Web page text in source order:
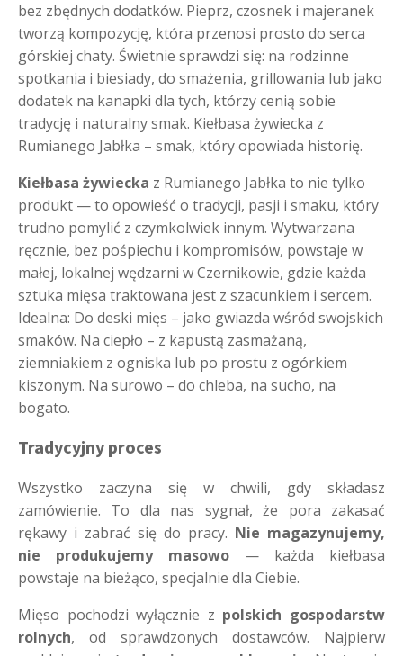
bez zbędnych dodatków. Pieprz, czosnek i majeranek
tworzą kompozycję, która przenosi prosto do serca
górskiej chaty. Świetnie sprawdzi się: na rodzinne
spotkania i biesiady, do smażenia, grillowania lub jako
dodatek na kanapki dla tych, którzy cenią sobie
tradycję i naturalny smak. Kiełbasa żywiecka z
Rumianego Jabłka – smak, który opowiada historię.
Kiełbasa żywiecka z Rumianego Jabłka to nie tylko
produkt — to opowieść o tradycji, pasji i smaku, który
trudno pomylić z czymkolwiek innym. Wytwarzana
ręcznie, bez pośpiechu i kompromisów, powstaje w
małej, lokalnej wędzarni w Czernikowie, gdzie każda
sztuka mięsa traktowana jest z szacunkiem i sercem.
Idealna: Do deski mięs – jako gwiazda wśród swojskich
smaków. Na ciepło – z kapustą zasmażaną,
ziemniakiem z ogniska lub po prostu z ogórkiem
kiszonym. Na surowo – do chleba, na sucho, na
bogato.
Tradycyjny proces
Wszystko zaczyna się w chwili, gdy składasz
zamówienie. To dla nas sygnał, że pora zakasać
rękawy i zabrać się do pracy. Nie magazynujemy,
nie produkujemy masowo — każda kiełbasa
powstaje na bieżąco, specjalnie dla Ciebie.
Mięso pochodzi wyłącznie z polskich gospodarstw
rolnych, od sprawdzonych dostawców. Najpierw